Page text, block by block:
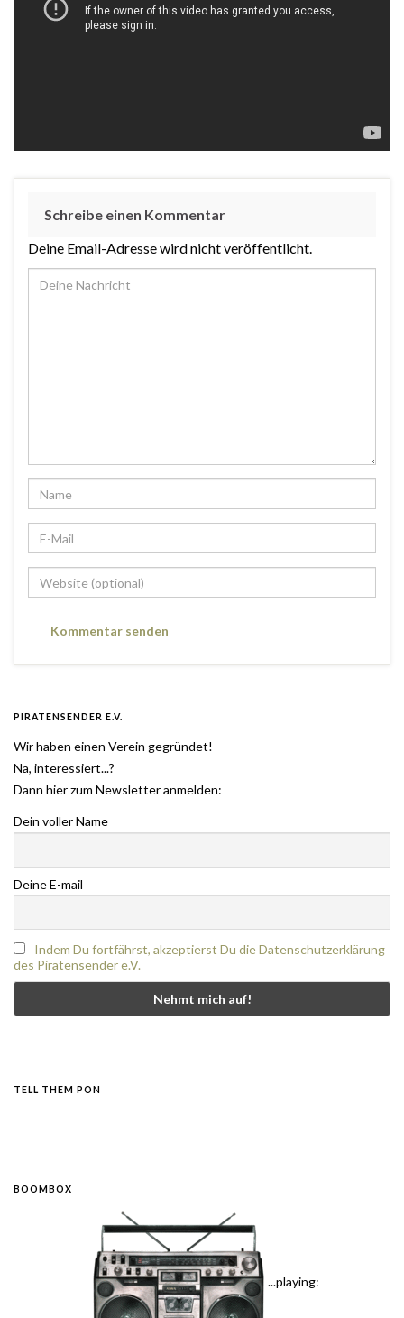
Schreibe einen Kommentar
Deine Email-Adresse wird nicht veröffentlicht.
PIRATENSENDER E.V.
Wir haben einen Verein gegründet!
Na, interessiert...?
Dann hier zum Newsletter anmelden:
Dein voller Name
Deine E-mail
Indem Du fortfährst, akzeptierst Du die Datenschutzerklärung
des Piratensender e.V.
TELL THEM PON
BOOMBOX
...playing: